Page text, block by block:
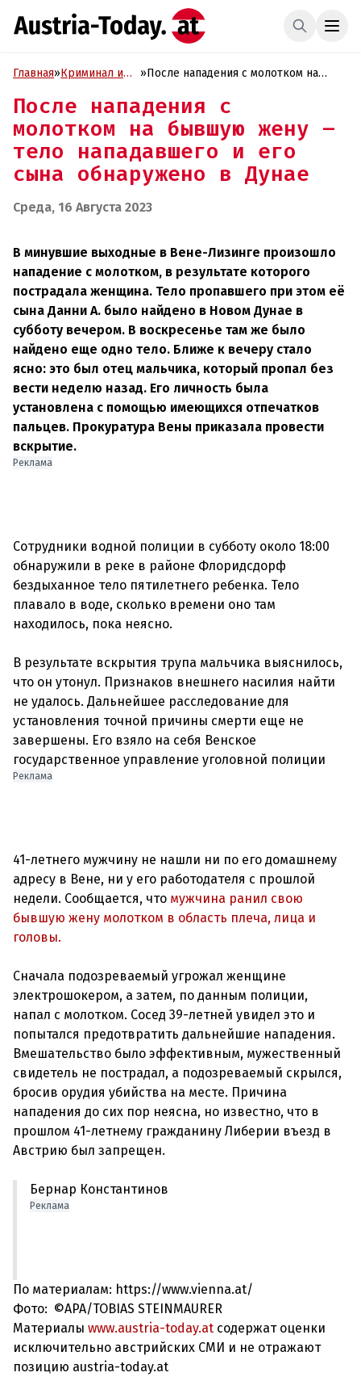
Главная»Криминал и
»После нападения с молотком на
его сына обнаружено в Дунае
После нападения с
молотком на бывшую жену –
тело нападавшего и его
сына обнаружено в Дунае
Среда, 16 Августа 2023
В минувшие выходные в Вене-Лизинге произошло
нападение с молотком, в результате которого
пострадала женщина. Тело пропавшего при этом её
сына Данни А. было найдено в Новом Дунае в
субботу вечером. В воскресенье там же было
найдено еще одно тело. Ближе к вечеру стало
ясно: это был отец мальчика, который пропал без
вести неделю назад. Его личность была
установлена ​​с помощью имеющихся отпечатков
пальцев. Прокуратура Вены приказала провести
вскрытие.
Реклама
Сотрудники водной полиции в субботу около 18:00
обнаружили в реке в районе Флоридсдорф
бездыханное тело пятилетнего ребенка. Тело
плавало в воде, сколько времени оно там
находилось, пока неясно.
В результате вскрытия трупа мальчика выяснилось,
что он утонул. Признаков внешнего насилия найти
не удалось. Дальнейшее расследование для
установления точной причины смерти еще не
завершены. Его взяло на себя Венское
Реклама
41-летнего мужчину не нашли ни по его домашнему
адресу в Вене, ни у его работодателя с прошлой
недели. Сообщается, что мужчина ранил свою
бывшую жену молотком в область плеча, лица и
головы.
Сначала подозреваемый угрожал женщине
электрошокером, а затем, по данным полиции,
напал с молотком. Сосед 39-летней увидел это и
попытался предотвратить дальнейшие нападения.
Вмешательство было эффективным, мужественный
свидетель не пострадал, а подозреваемый скрылся,
бросив орудия убийства на месте. Причина
нападения до сих пор неясна, но известно, что в
прошлом 41-летнему гражданину Либерии въезд в
Бернар Константинов
Реклама
По материалам: https://www.vienna.at/
Фото: ©APA/TOBIAS STEINMAURER
Материалы www.austria-today.at содержат оценки
исключительно австрийских СМИ и не отражают
позицию austria-today.at